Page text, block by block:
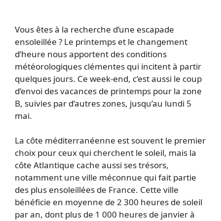
Vous êtes à la recherche d’une escapade
ensoleillée ? Le printemps et le changement
d’heure nous apportent des conditions
météorologiques clémentes qui incitent à partir
quelques jours. Ce week-end, c’est aussi le coup
d’envoi des vacances de printemps pour la zone
B, suivies par d’autres zones, jusqu’au lundi 5
mai.
La côte méditerranéenne est souvent le premier
choix pour ceux qui cherchent le soleil, mais la
côte Atlantique cache aussi ses trésors,
notamment une ville méconnue qui fait partie
des plus ensoleillées de France. Cette ville
bénéficie en moyenne de 2 300 heures de soleil
par an, dont plus de 1 000 heures de janvier à